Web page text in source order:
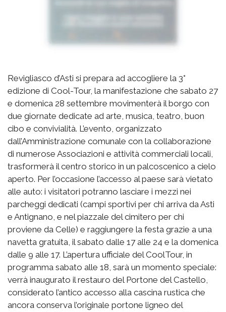
Revigliasco d’Asti si prepara ad accogliere la 3°
edizione di Cool-Tour, la manifestazione che sabato 27
e domenica 28 settembre movimenterà il borgo con
due giornate dedicate ad arte, musica, teatro, buon
cibo e convivialità. L’evento, organizzato
dall’Amministrazione comunale con la collaborazione
di numerose Associazioni e attività commerciali locali,
trasformerà il centro storico in un palcoscenico a cielo
aperto. Per l’occasione l’accesso al paese sarà vietato
alle auto: i visitatori potranno lasciare i mezzi nei
parcheggi dedicati (campi sportivi per chi arriva da Asti
e Antignano, e nel piazzale del cimitero per chi
proviene da Celle) e raggiungere la festa grazie a una
navetta gratuita, il sabato dalle 17 alle 24 e la domenica
dalle 9 alle 17. L’apertura ufficiale del CoolTour, in
programma sabato alle 18, sarà un momento speciale:
verrà inaugurato il restauro del Portone del Castello,
considerato l’antico accesso alla cascina rustica che
ancora conserva l’originale portone ligneo del